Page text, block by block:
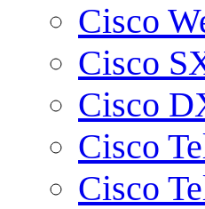
Cisco
Cisco
Cisco
Cisco
Cisco